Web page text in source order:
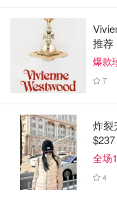
推荐
爆款
7
炸裂
$237
全场
4